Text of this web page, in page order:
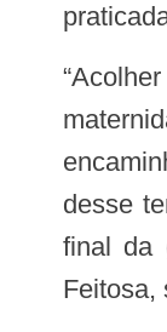
“Acolher com humanização as crianças e adolescentes vítimas de violência sexual, sempre fez parte da rotina da SES. A
desse
final da
Feitosa,